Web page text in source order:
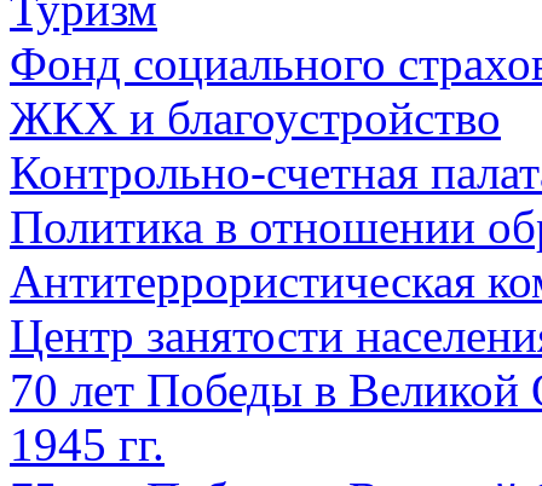
Фонд социального
ЖКХ и благоустройство
Контрольно-счетная
Политика в отношении
Антитеррористическая
Центр занятости
70 лет Победы в Великой
1945 гг.